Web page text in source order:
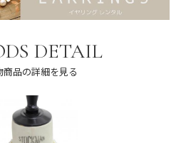
DETAIL
商品の詳細を見る